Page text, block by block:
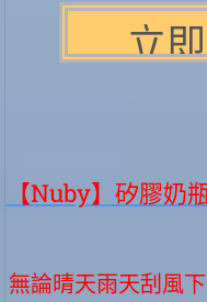
【Nuby】矽膠奶
無論晴天雨天刮風